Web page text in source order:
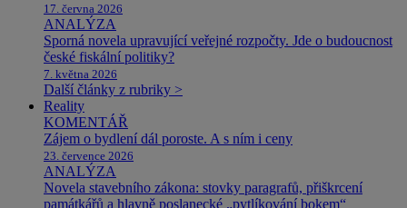
17. června 2026
ANALÝZA
Sporná novela upravující veřejné rozpočty. Jde o budoucnost
české fiskální politiky?
7. května 2026
Další články z rubriky >
Reality
KOMENTÁŘ
Zájem o bydlení dál poroste. A s ním i ceny
23. července 2026
ANALÝZA
Novela stavebního zákona: stovky paragrafů, přiškrcení
památkářů a hlavně poslanecké „pytlíkování bokem“